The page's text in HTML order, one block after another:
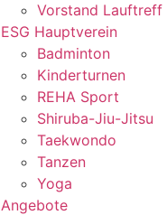
Vorstand Lauftreff
ESG Hauptverein
Badminton
Kinderturnen
REHA Sport
Shiruba-Jiu-Jitsu
Taekwondo
Tanzen
Yoga
Angebote